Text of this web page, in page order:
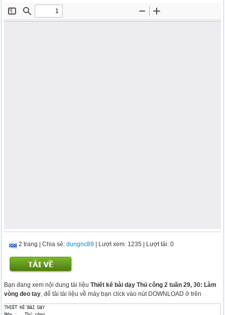
2 trang |Chia sẻ:dungnc89 | Lượt xem: 1235 | Lượt tải: 0
Bạn đang xem nội dung tài liệuThiết kế bài dạy Thủ công 2 tuần 29, 30: Làm
vòng đeo tay , để tải tài liệu về máy bạn click vào nút DOWNLOAD ở trên
THIẾT KẾ BÀI DẠY